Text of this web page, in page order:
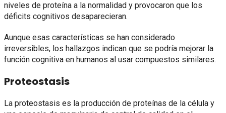
niveles de proteína a la normalidad y provocaron que los
déficits cognitivos desaparecieran.
Aunque esas características se han considerado
irreversibles, los hallazgos indican que se podría mejorar la
función cognitiva en humanos al usar compuestos similares.
Proteostasis
La proteostasis es la producción de proteínas de la célula y